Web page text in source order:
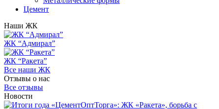
Цемент
Наши ЖК
ЖК “Адмирал”
ЖК “Ракета”
Все наши ЖК
Отзывы о нас
Все отзывы
Новости